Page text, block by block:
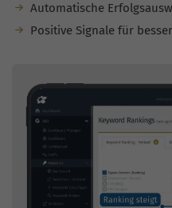
Automatische
Positive Signale für